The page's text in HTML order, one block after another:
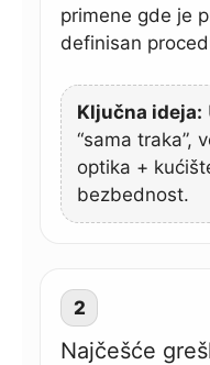
primene gde je
definisan
Ključna ideja:
“sama traka”,
optika +
bezbednost.
2
Najčešće